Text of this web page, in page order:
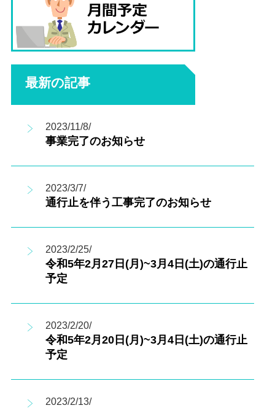
最新の記事
2023/11/8/
事業完了のお知らせ
2023/3/7/
通行止を伴う工事完了のお知らせ
2023/2/25/
令和5年2月27日(月)~3月4日(土)の通行止
予定
2023/2/20/
令和5年2月20日(月)~3月4日(土)の通行止
予定
2023/2/13/